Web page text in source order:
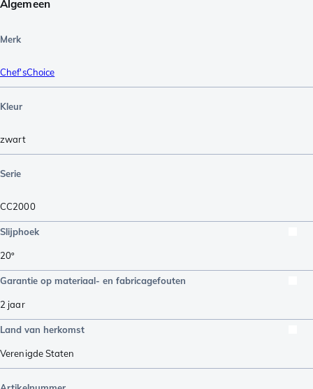
Algemeen
Merk
Chef'sChoice
Kleur
zwart
Serie
CC2000
Slijphoek
20º
Garantie op materiaal- en fabricagefouten
2 jaar
Land van herkomst
Verenigde Staten